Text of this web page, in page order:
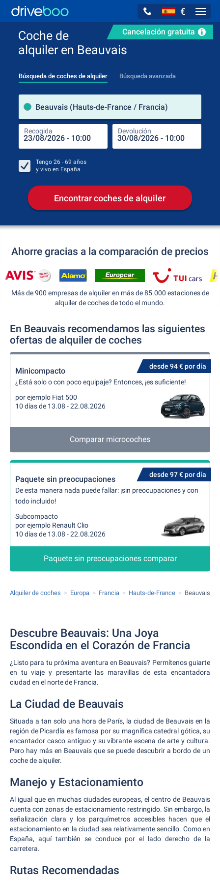
€
Cancelación gratuita
Coche de
alquiler en Beauvais
Búsqueda de coches de alquiler Búsqueda avanzada
Beauvais (Hauts-de-France / Francia)
Recogida Devolución
Tengo 26 - 69 años
y vivo en España
Encontrar coches de alquiler
Ahorre gracias a la comparación de precios
Más de 900 empresas de alquiler en más de 85.000 estaciones de
alquiler de coches de todo el mundo.
En Beauvais recomendamos las siguientes
ofertas de alquiler de coches
desde 94 € por día
Minicompacto
¿Está solo o con poco equipaje? Entonces, ¡es suficiente!
por ejemplo Fiat 500
10 días de 13.08 - 22.08.2026
Comparar microcoches
desde 97 € por día
Paquete sin preocupaciones
De esta manera nada puede fallar: ¡sin preocupaciones y con
todo incluido!
Subcompacto
por ejemplo Renault Clio
10 días de 13.08 - 22.08.2026
Paquete sin preocupaciones comparar
Alquiler de coches Europa Francia Hauts-de-France Beauvais
Descubre Beauvais: Una Joya
Escondida en el Corazón de Francia
¿Listo para tu próxima aventura en Beauvais? Permítenos guiarte
en tu viaje y presentarte las maravillas de esta encantadora
ciudad en el norte de Francia.
La Ciudad de Beauvais
Situada a tan solo una hora de París, la ciudad de Beauvais en la
región de Picardía es famosa por su magnífica catedral gótica, su
encantador casco antiguo y su vibrante escena de arte y cultura.
Pero hay más en Beauvais que se puede descubrir a bordo de un
coche de alquiler.
Manejo y Estacionamiento
Al igual que en muchas ciudades europeas, el centro de Beauvais
cuenta con zonas de estacionamiento restringido. Sin embargo, la
señalización clara y los parquímetros accesibles hacen que el
estacionamiento en la ciudad sea relativamente sencillo. Como en
España, aquí también se conduce por el lado derecho de la
carretera.
Rutas Recomendadas